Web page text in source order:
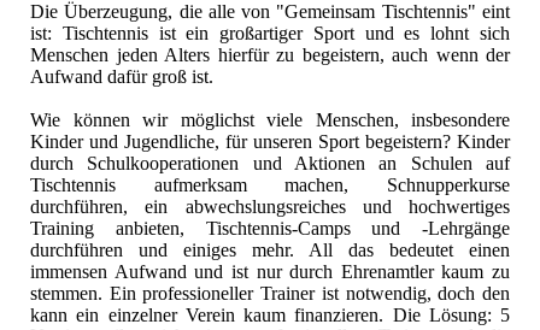
Die Überzeugung, die alle von "Gemeinsam Tischtennis" eint
ist: Tischtennis ist ein großartiger Sport und es lohnt sich
Menschen jeden Alters hierfür zu begeistern, auch wenn der
Aufwand dafür groß ist.
Wie können wir möglichst viele Menschen, insbesondere
Kinder und Jugendliche, für unseren Sport begeistern? Kinder
durch Schulkooperationen und Aktionen an Schulen auf
Tischtennis aufmerksam machen, Schnupperkurse
durchführen, ein abwechslungsreiches und hochwertiges
Training anbieten, Tischtennis-Camps und -Lehrgänge
durchführen und einiges mehr. All das bedeutet einen
immensen Aufwand und ist nur durch Ehrenamtler kaum zu
stemmen. Ein professioneller Trainer ist notwendig, doch den
kann ein einzelner Verein kaum finanzieren. Die Lösung: 5